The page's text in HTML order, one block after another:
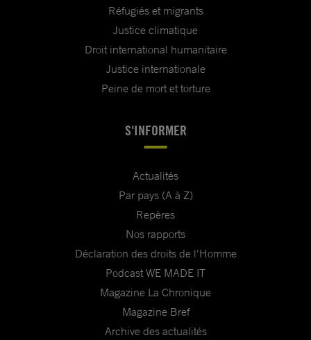
Réfugiés et migrants
Justice climatique
Droit international humanitaire
Justice internationale
Peine de mort et torture
S'INFORMER
Actualités
Par pays (A à Z)
Repères
Nos rapports
Déclaration des droits de l'Homme
Podcast WE MADE IT
Magazine La Chronique
Magazine Bref
Archive des actualités